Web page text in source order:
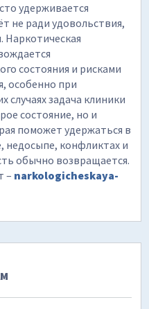
удерживается
не ради удовольствия,
Наркотическая
состояния и рисками
особенно при
задача клиники
состояние, но и
поможет удержаться в
недосыпе, конфликтах и
обычно возвращается.
– narkologicheskaya-